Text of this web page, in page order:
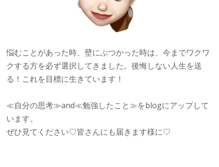
悩むことがあった時、壁にぶつかった時は、今までワクワ
クする方を必ず選択してきました。後悔しない人生を送
る！これを目標に生きています！
≪自分の思考≫and≪勉強したこと≫をblogにアップして
います。
ぜひ見てください♡皆さんにも届きます様に♡